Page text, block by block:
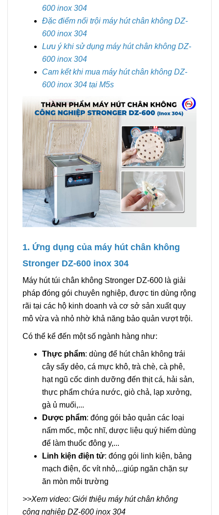
600 inox 304
Đặc điểm nổi trội máy hút chân không DZ-
600 inox 304
Lưu ý khi sử dụng máy hút chân không DZ-
600 inox 304
Cam kết khi mua máy hút chân không DZ-
600 inox 304 tại M5s
1. Ứng dụng của máy hút chân không
Stronger DZ-600 inox 304
Máy hút túi chân không Stronger DZ-600 là giải
pháp đóng gói chuyên nghiệp, được tin dùng rộng
rãi tại các hộ kinh doanh và cơ sở sản xuất quy
mô vừa và nhỏ nhờ khả năng bảo quản vượt trội.
Có thể kể đến một số ngành hàng như:
Thực phẩm: dùng để hút chân không trái
cây sấy dẻo, cá mực khô, trà chè, cà phê,
hạt ngũ cốc dinh dưỡng đến thịt cá, hải sản,
thực phẩm chứa nước, giò chả, lạp xưởng,
gà ủ muối,...
Dược phẩm: đóng gói bảo quản các loại
nấm mốc, mộc nhĩ, dược liệu quý hiếm dùng
để làm thuốc đông y,...
Linh kiện điện tử: đóng gói linh kiện, bảng
mạch điện, ốc vít nhỏ,...giúp ngăn chặn sự
ăn mòn môi trường
>>Xem video: Giới thiệu máy hút chân không
công nghiệp DZ-600 inox 304